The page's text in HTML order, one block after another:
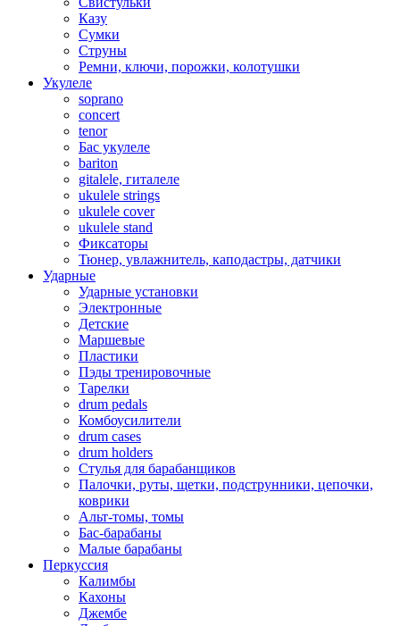
Казу
Сумки
Струны
Ремни, ключи, порожки, колотушки
Укулеле
soprano
concert
tenor
Бас укулеле
bariton
gitalele, гиталеле
ukulele strings
ukulele cover
ukulele stand
Фиксаторы
Тюнер, увлажнитель, каподастры, датчики
Ударные
Ударные установки
Электронные
Детские
Маршевые
Пластики
Пэды тренировочные
Тарелки
drum pedals
Комбоусилители
drum cases
drum holders
Стулья для барабанщиков
Палочки, руты, щетки, подструнники, цепочки,
коврики
Альт-томы, томы
Бас-барабаны
Малые барабаны
Перкуссия
Калимбы
Кахоны
Джембе